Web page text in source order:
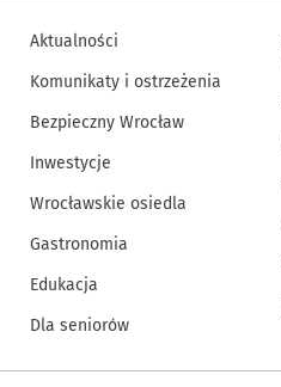
Aktualności
Komunikaty i ostrzeżenia
Bezpieczny Wrocław
Inwestycje
Wrocławskie osiedla
Gastronomia
Edukacja
Dla seniorów